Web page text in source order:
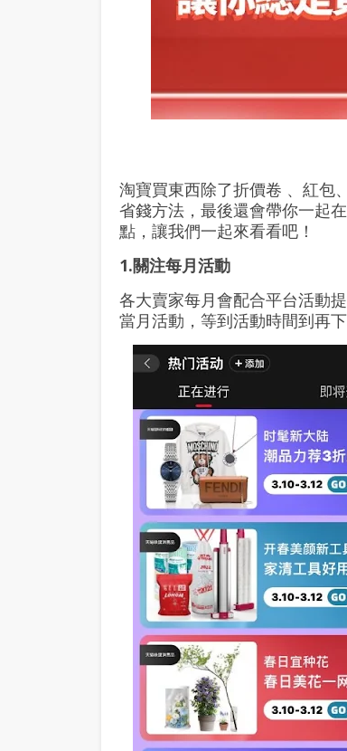
淘寶買東西除了折價卷 、紅包、
省錢方法，最後還會帶你一起
點，讓我們一起來看看吧！
1.關注每月活動
各大賣家每月會配合平台活動
當月活動，等到活動時間到再下